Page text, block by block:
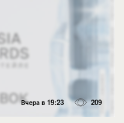
Вчера в 19:23 209